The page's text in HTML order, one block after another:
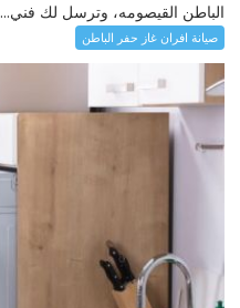
الباطن القيصومه، وترسل لك فني...
صيانة افران غاز حفر الباطن